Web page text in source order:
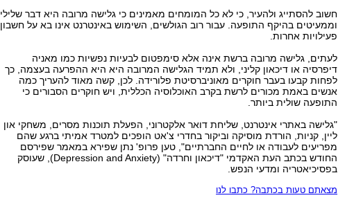
חשוב להסתייג ולהעיר, כי לא כל המומחים מאמינים כי גלישה מרובה היא דבר שלילי
וממעיטים בהיקף התופעה. עבור רוב הגולשים, השימוש באינטרנט אינו בא על חשבון
פעילויות אחרות.
לעתים, גלישה מרובה ברשת אינה אלא סימפטום לבעיות נפשיות כמו מאניה
דיפרסיה או דיכאון קליני, ולא תמיד הגלישה המרובה היא היא ההפרעה בעצמה, כך
לפחות קבעו בעבר חוקרים מאוניברסיטת פלורידה. לכן, קשה מאוד להעריך כמה
אנשים באמת מכורים לרשת בקרב האוכלוסיה הכללית, ויש חוקרים הסבורים כי
התופעה שולית ביותר.
"גלישה באתרי אינטרנט, שליחת דואר אלקטרוני, הפעלת תוכנות מסרים, משחקי און
ליין, קניות, הורדת מוסיקה וביקור בחדרי צ'אט הופכים למטרד אמיתי ברגע שהם
מפריעים לעבודה או לחיים החברתיים", טען פרופ' נתן שפירא במאמר שפירסם
החודש בכתב העת האקדמי "דיכאון וחרדה" (Depression and Anxiety), שעוסק
בפסיכיאטריה ומדעי הנפש.
מצאתם טעות בכתבה? כתבו לנו